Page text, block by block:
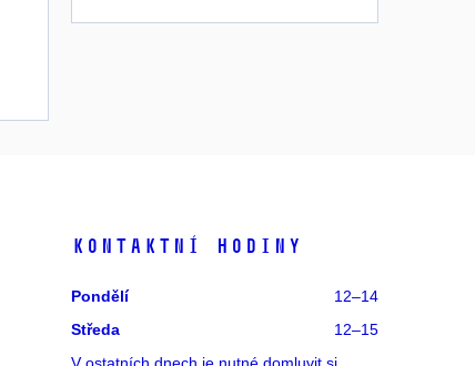
Kontaktní hodiny
Pondělí
12–14
Středa
12–15